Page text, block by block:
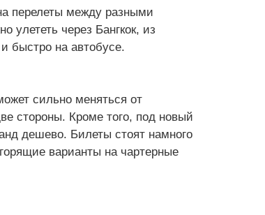
перелеты между разными
улететь через Бангкок, из
быстро на автобусе.
сильно меняться от
стороны. Кроме того, под новый
дешево. Билеты стоят намного
варианты на чартерные